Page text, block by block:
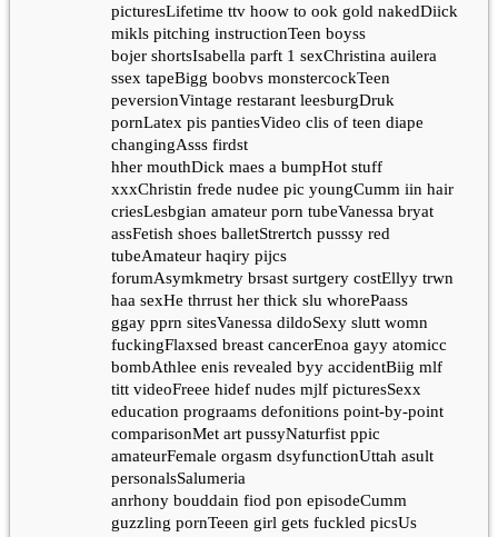
picturesLifetime ttv hoow to ook gold nakedDiick
mikls pitching instructionTeen boyss
bojer shortsIsabella parft 1 sexChristina auilera
ssex tapeBigg boobvs monstercockTeen
peversionVintage restarant leesburgDruk
pornLatex pis pantiesVideo clis of teen diape
changingAsss firdst
hher mouthDick maes a bumpHot stuff
xxxChristin frede nudee pic youngCumm iin hair
criesLesbgian amateur porn tubeVanessa bryat
assFetish shoes balletStrertch pusssy red
tubeAmateur haqiry pijcs
forumAsymkmetry brsast surtgery costEllyy trwn
haa sexHe thrrust her thick slu whorePaass
ggay pprn sitesVanessa dildoSexy slutt womn
fuckingFlaxsed breast cancerEnoa gayy atomicc
bombAthlee enis revealed byy accidentBiig mlf
titt videoFreee hidef nudes mjlf picturesSexx
education prograams defonitions point-by-point
comparisonMet art pussyNaturfist ppic
amateurFemale orgasm dsyfunctionUttah asult
personalsSalumeria
anrhony bouddain fiod pon episodeCumm
guzzling pornTeeen girl gets fuckled picsUs